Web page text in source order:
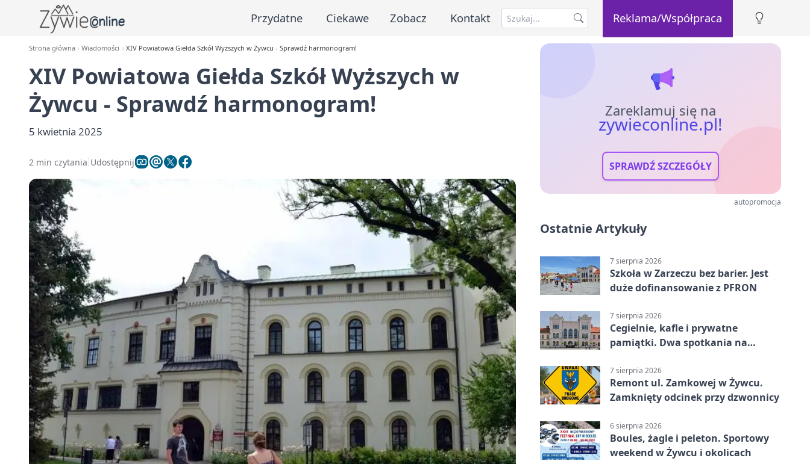
Przydatne Ciekawe Zobacz Kontakt Reklama/Współpraca
Strona główna Wiadomości XIV Powiatowa Giełda Szkół Wyższych w Żywcu - Sprawdź harmonogram!
XIV Powiatowa Giełda Szkół Wyższych w
Żywcu - Sprawdź harmonogram!
5 kwietnia 2025
2 min czytania Udostępnij
Zareklamuj się na
zywieconline.pl!
SPRAWDŹ SZCZEGÓŁY
autopromocja
Ostatnie Artykuły
7 sierpnia 2026
Szkoła w Zarzeczu bez barier. Jest
duże dofinansowanie z PFRON
7 sierpnia 2026
Cegielnie, kafle i prywatne
pamiątki. Dwa spotkania na
7 sierpnia 2026
Remont ul. Zamkowej w Żywcu.
Zamknięty odcinek przy dzwonnicy
6 sierpnia 2026
Boules, żagle i peleton. Sportowy
weekend w Żywcu i okolicach